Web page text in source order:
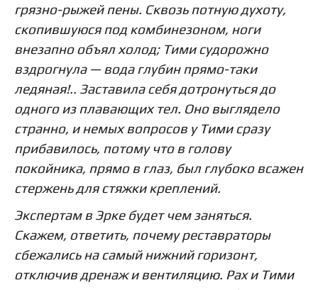
грязно-рыжей пены. Сквозь потную духоту,
скопившуюся под комбинезоном, ноги
внезапно объял холод; Тими судорожно
вздрогнула — вода глубин прямо-таки
ледяная!.. Заставила себя дотронуться до
одного из плавающих тел. Оно выглядело
странно, и немых вопросов у Тими сразу
прибавилось, потому что в голову
покойника, прямо в глаз, был глубоко всажен
стержень для стяжки креплений.
Экспертам в Эрке будет чем заняться.
Скажем, ответить, почему реставраторы
сбежались на самый нижний горизонт,
отключив дренаж и вентиляцию. Paxи Тими